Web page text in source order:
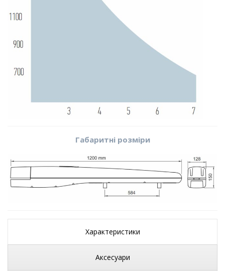
Габаритні розміри
Характеристики
Аксесуари